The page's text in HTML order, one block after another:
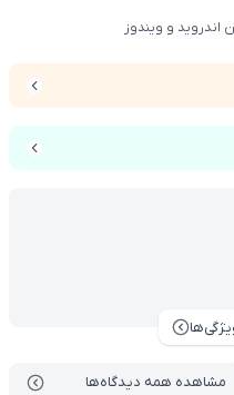
مشاهده همه دیدگاه‌ها
و ویندوز